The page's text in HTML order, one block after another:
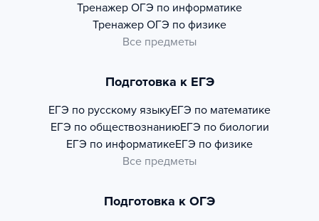
Тренажер ОГЭ по информатике
Тренажер ОГЭ по физике
Все предметы
Подготовка к ЕГЭ
ЕГЭ по русскому языкуЕГЭ по математике
ЕГЭ по обществознаниюЕГЭ по биологии
ЕГЭ по информатикеЕГЭ по физике
Все предметы
Подготовка к ОГЭ